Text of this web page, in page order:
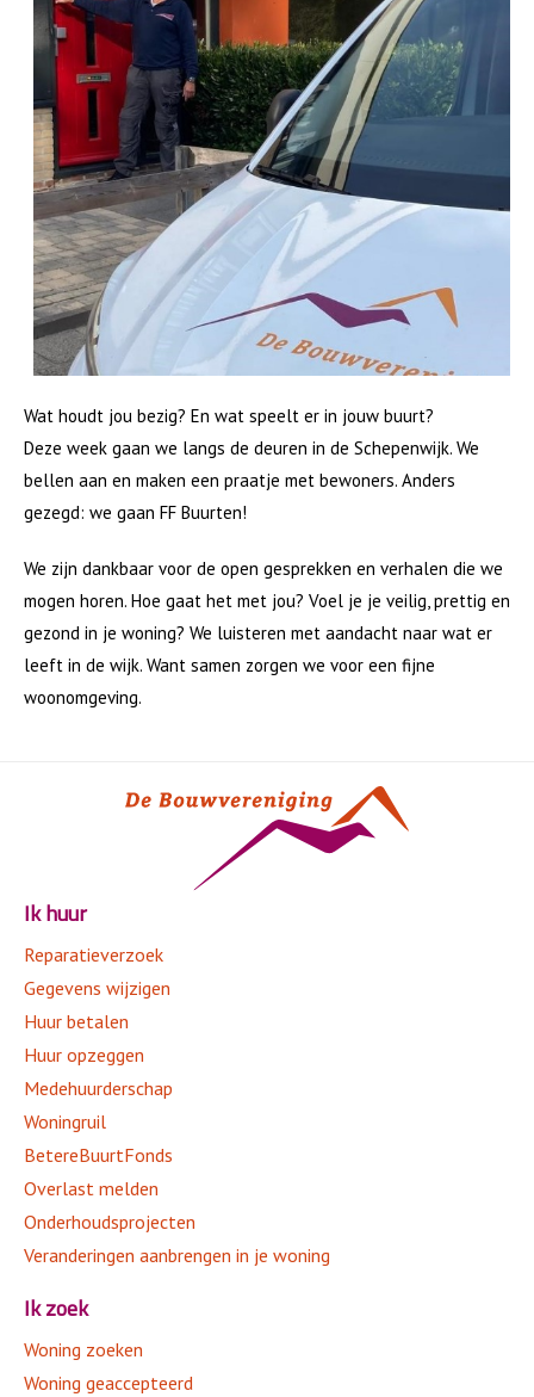
Zonnepanelen
Energielabel
Keukenvervanging
Veranderingen aanbrengen in je woning
Ik zoek
Woning zoeken
Woning geaccepteerd
Nieuwbouwprojecten
Wijken en dorpen
Wooncentrum Almenum
Toekomst Almenum
Seniorenwoningen
Over ons
De Bouwvereniging
Publicaties
Jaarverslagen
Visitatierapport
Ondernemingsplan
Persberichten
Reglementen en codes
KWH
Provinciale Klachtencommissie
Klachtenformulier
De Bouwvereniging
Wat houdt jou bezig? En wat speelt er in jouw buurt?
Deze week gaan we langs de deuren in de Schepenwijk. We
bellen aan en maken een praatje met bewoners. Anders
gezegd: we gaan FF Buurten!
We zijn dankbaar voor de open gesprekken en verhalen die we
mogen horen. Hoe gaat het met jou? Voel je je veilig, prettig en
gezond in je woning? We luisteren met aandacht naar wat er
leeft in de wijk. Want samen zorgen we voor een fijne
woonomgeving.
Ik huur
Reparatieverzoek
Gegevens wijzigen
Huur betalen
Huur opzeggen
Medehuurderschap
Woningruil
BetereBuurtFonds
Overlast melden
Onderhoudsprojecten
Veranderingen aanbrengen in je woning
Ik zoek
Woning zoeken
Woning geaccepteerd